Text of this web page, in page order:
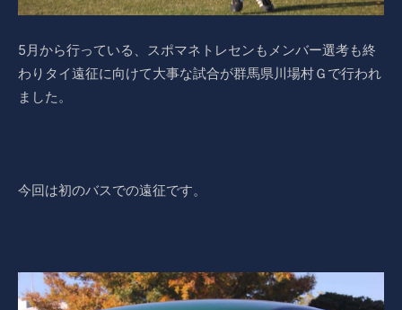
5月から行っている、スポマネトレセンもメンバー選考も終
わりタイ遠征に向けて大事な試合が群馬県川場村Ｇで行われ
ました。
今回は初のバスでの遠征です。